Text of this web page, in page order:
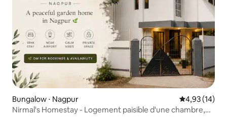
Bungalow ⋅ Nagpur Évaluation
4,93 (14)
Nirmal's Homestay - Logement paisible d'une chambre,